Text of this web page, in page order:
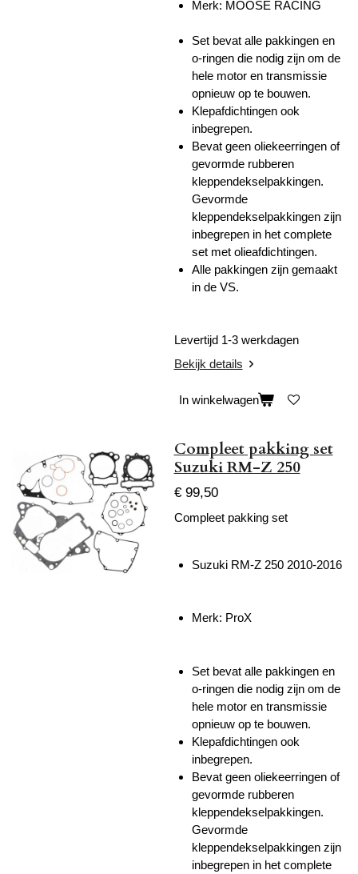
Merk: MOOSE RACING
Set bevat alle pakkingen en
o-ringen die nodig zijn om de
hele motor en transmissie
opnieuw op te bouwen.
Klepafdichtingen ook
inbegrepen.
Bevat geen oliekeerringen of
gevormde rubberen
kleppendekselpakkingen.
Gevormde
kleppendekselpakkingen zijn
inbegrepen in het complete
set met olieafdichtingen.
Alle pakkingen zijn gemaakt
in de VS.
Levertijd 1-3 werkdagen
Bekijk details
In winkelwagen
Compleet pakking set
Suzuki RM-Z 250
€ 99,50
Compleet pakking set
Suzuki RM-Z 250 2010-2016
Merk: ProX
Set bevat alle pakkingen en
o-ringen die nodig zijn om de
hele motor en transmissie
opnieuw op te bouwen.
Klepafdichtingen ook
inbegrepen.
Bevat geen oliekeerringen of
gevormde rubberen
kleppendekselpakkingen.
Gevormde
kleppendekselpakkingen zijn
inbegrepen in het complete